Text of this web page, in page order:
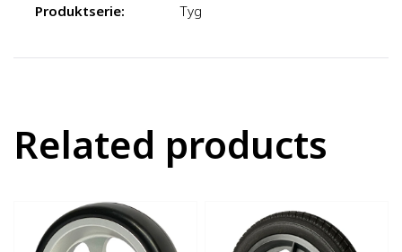
Produktserie: Tyg
Related products